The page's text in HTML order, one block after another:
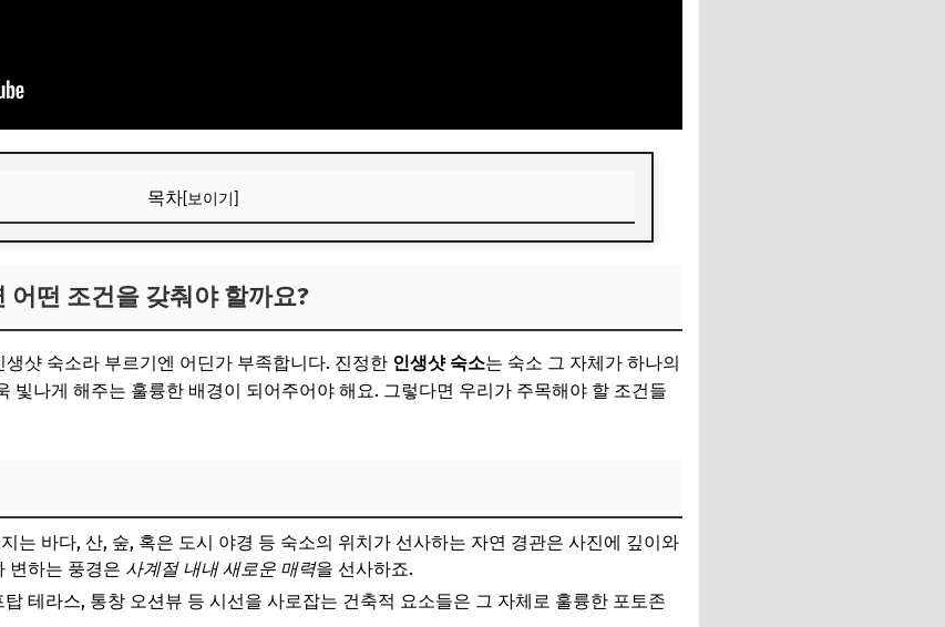
목차[보이기]
디테일과 소품
마세요
숙소 BEST 3 추천
1: 포레스트 스테이, 강원도 평창]
숙소명 2: 한옥애(愛), 전주]
어떤 조건을 갖춰야 할까요?
생샷 숙소라 부르기엔 어딘가 부족합니다. 진정한 인생샷 숙소는 숙소 그 자체가 하나의
빛나게 해주는 훌륭한 배경이 되어주어야 해요. 그렇다면 우리가 주목해야 할 조건들
는 바다, 산, 숲, 혹은 도시 야경 등 숙소의 위치가 선사하는 자연 경관은 사진에 깊이와
변하는 풍경은 사계절 내내 새로운 매력을 선사하죠.
테라스, 통창 오션뷰 등 시선을 사로잡는 건축적 요소들은 그 자체로 훌륭한 포토존